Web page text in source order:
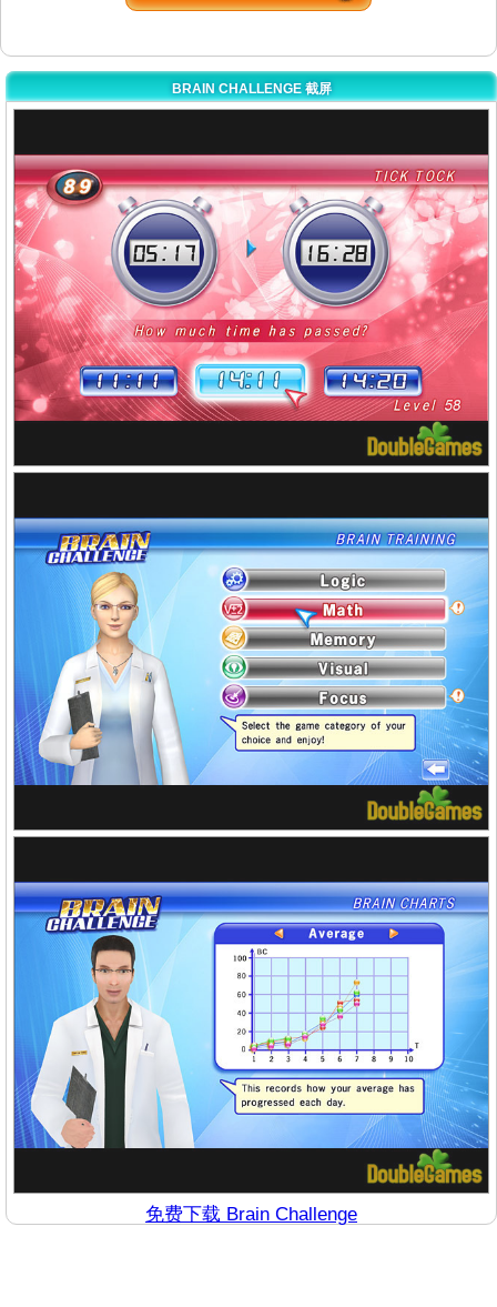
BRAIN CHALLENGE 截屏
免费下载 Brain Challenge